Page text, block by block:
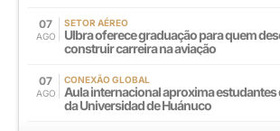
07
AGO
SETOR AÉREO
Ulbra oferece graduação para quem
construir carreira na aviação
07
AGO
CONEXÃO GLOBAL
Aula internacional aproxima estudantes
da Universidad de Huánuco